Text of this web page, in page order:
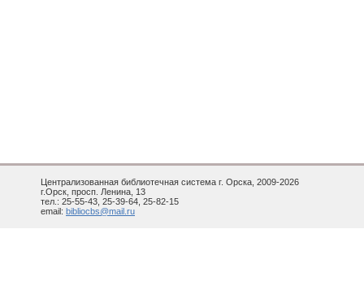
Централизованная библиотечная система г. Орска, 2009-2026
г.Орск, просп. Ленина, 13
тел.: 25-55-43, 25-39-64, 25-82-15
email: bibliocbs@mail.ru